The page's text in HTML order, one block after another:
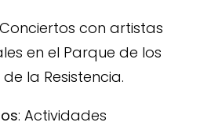
con artistas
en el Parque de los
la Resistencia.
: Actividades